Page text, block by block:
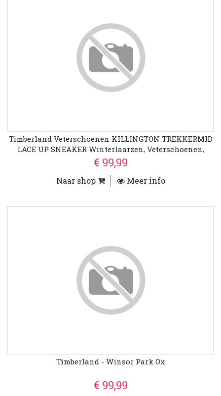
Timberland Veterschoenen KILLINGTON TREKKERMID
LACE UP SNEAKER Winterlaarzen, Veterschoenen,
Winterschoenen
€ 99,99
Naar shop Meer info
Timberland - Winsor Park Ox
€ 99,99